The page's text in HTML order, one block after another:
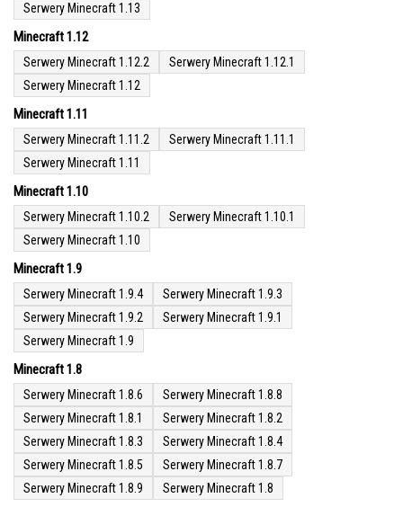
Serwery Minecraft 1.13
Minecraft 1.12
Serwery Minecraft 1.12.2
Serwery Minecraft 1.12.1
Serwery Minecraft 1.12
Minecraft 1.11
Serwery Minecraft 1.11.2
Serwery Minecraft 1.11.1
Serwery Minecraft 1.11
Minecraft 1.10
Serwery Minecraft 1.10.2
Serwery Minecraft 1.10.1
Serwery Minecraft 1.10
Minecraft 1.9
Serwery Minecraft 1.9.4
Serwery Minecraft 1.9.3
Serwery Minecraft 1.9.2
Serwery Minecraft 1.9.1
Serwery Minecraft 1.9
Minecraft 1.8
Serwery Minecraft 1.8.6
Serwery Minecraft 1.8.8
Serwery Minecraft 1.8.1
Serwery Minecraft 1.8.2
Serwery Minecraft 1.8.3
Serwery Minecraft 1.8.4
Serwery Minecraft 1.8.5
Serwery Minecraft 1.8.7
Serwery Minecraft 1.8.9
Serwery Minecraft 1.8